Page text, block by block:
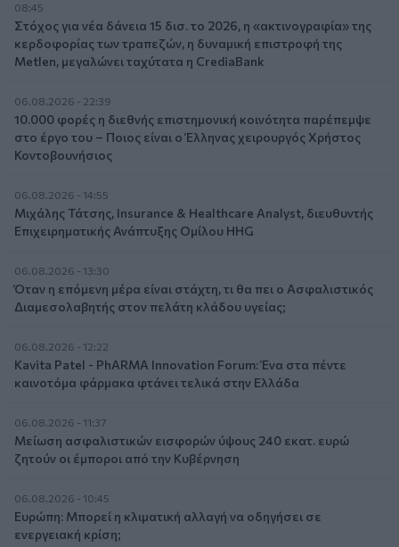
08:45
Στόχος για νέα δάνεια 15 δισ. το 2026, η «ακτινογραφία» της
κερδοφορίας των τραπεζών, η δυναμική επιστροφή της
Metlen, μεγαλώνει ταχύτατα η CrediaBank
06.08.2026 - 22:39
10.000 φορές η διεθνής επιστημονική κοινότητα παρέπεμψε
στο έργο του – Ποιος είναι ο Έλληνας χειρουργός Χρήστος
Κοντοβουνήσιος
06.08.2026 - 14:55
Μιχάλης Τάτσης, Insurance & Healthcare Analyst, διευθυντής
Επιχειρηματικής Ανάπτυξης Ομίλου HHG
06.08.2026 - 13:30
Όταν η επόμενη μέρα είναι στάχτη, τι θα πει ο Ασφαλιστικός
Διαμεσολαβητής στον πελάτη κλάδου υγείας;
06.08.2026 - 12:22
Kavita Patel - PhARMA Innovation Forum: Ένα στα πέντε
καινοτόμα φάρμακα φτάνει τελικά στην Ελλάδα
06.08.2026 - 11:37
Μείωση ασφαλιστικών εισφορών ύψους 240 εκατ. ευρώ
ζητούν οι έμποροι από την Κυβέρνηση
06.08.2026 - 10:45
Ευρώπη: Μπορεί η κλιματική αλλαγή να οδηγήσει σε
ενεργειακή κρίση;